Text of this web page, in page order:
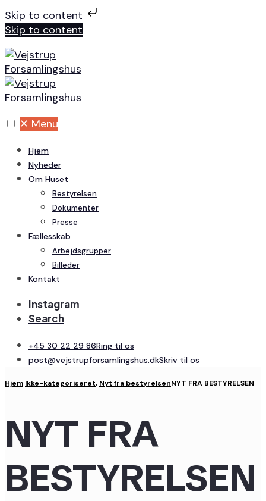
Skip to content
Skip to content
✕ Menu
Hjem
Nyheder
Om Huset
Bestyrelsen
Dokumenter
Presse
Fællesskab
Arbejdsgrupper
Billeder
Kontakt
Instagram
Search
+45 30 22 29 86Ring til os
post@vejstrupforsamlingshus.dkSkriv til os
Hjem Ikke-kategoriseret, Nyt fra bestyrelsenNYT FRA BESTYRELSEN
NYT FRA
BESTYRELSEN